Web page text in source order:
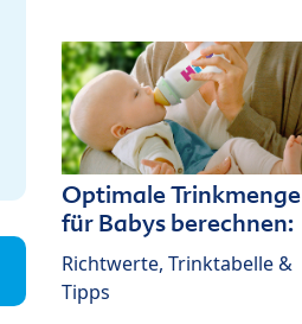
Optimale Trinkmenge
für Babys berechnen:
Richtwerte, Trinktabelle &
Tipps